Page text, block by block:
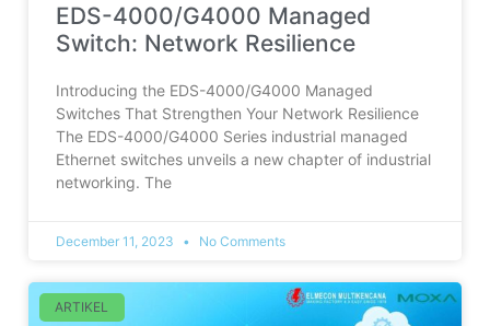
EDS-4000/G4000 Managed
Switch: Network Resilience
Introducing the EDS-4000/G4000 Managed
Switches That Strengthen Your Network Resilience
The EDS-4000/G4000 Series industrial managed
Ethernet switches unveils a new chapter of industrial
networking. The
December 11, 2023 No Comments
ARTIKEL